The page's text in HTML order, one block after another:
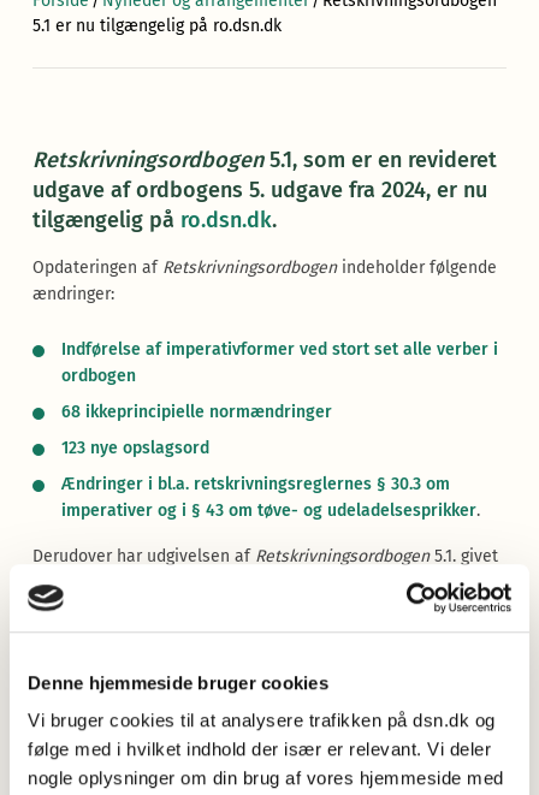
Denne hjemmeside bruger cookies
Vi bruger cookies til at analysere trafikken på dsn.dk og
følge med i hvilket indhold der især er relevant. Vi deler
nogle oplysninger om din brug af vores hjemmeside med
5.1 er nu tilgængelig på ro.dsn.dk
Retskrivningsordbogen5.1, som er en revideret
udgave af ordbogens 5. udgave fra 2024, er nu
tilgængelig på ro.dsn.dk.
Opdateringen af Retskrivningsordbogenindeholder følgende
ændringer:
Indførelse af imperativformer ved stort set alle verber i
ordbogen
68 ikkeprincipielle normændringer
123 nye opslagsord
Ændringer i bl.a. retskrivningsreglernes § 30.3 om
imperativer og i § 43 om tøve- og udeladelsesprikker.
Derudover har udgivelsen af Retskrivningsordbogen5.1. givet
anledning til en række ændringer og forbedringer
påRetskrivningsordbogen s hjemmeside, ro.dsn.dk:
Det første søgeresultat udfoldes automatisk.
Knap til kopiering af opslagstekst er tilføjet.
Knap til kopiering af direkte link til opslag er tilføjet.